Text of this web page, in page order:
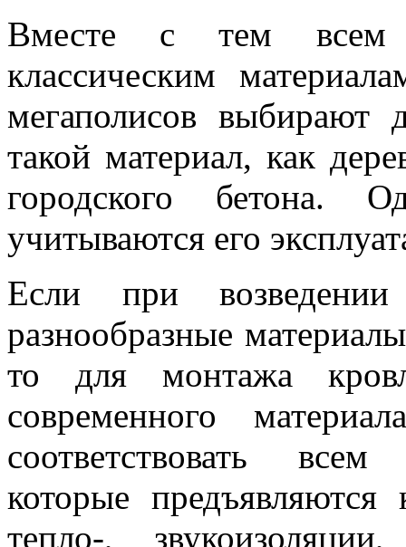
Вместе с тем всем
классическим
мегаполисов выбирают
такой материал, как
городского
учитываются его
Если при
разнообразные
то для монтажа
современного
соответствовать
которые
тепло-,